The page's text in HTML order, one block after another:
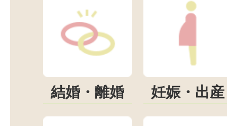
結婚・離婚 妊娠・出産